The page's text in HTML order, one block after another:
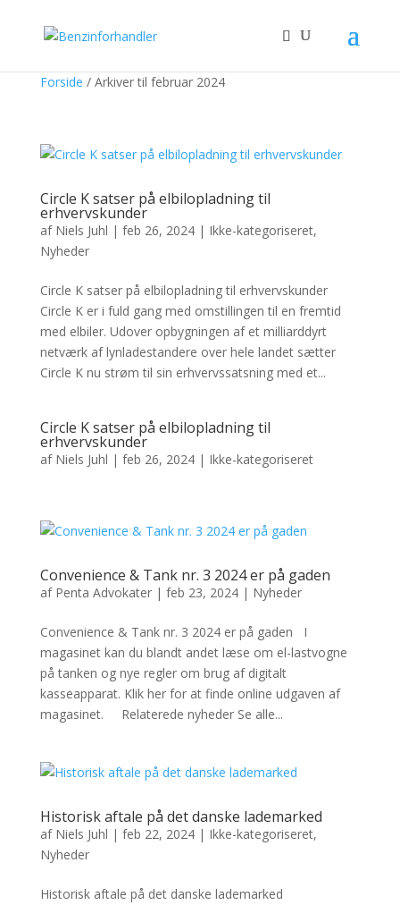
Forside / Arkiver til februar 2024
Circle K satser på elbilopladning til
erhvervskunder
af Niels Juhl | feb 26, 2024| Ikke-kategoriseret,
Nyheder
Circle K satser på elbilopladning til erhvervskunder
Circle K er i fuld gang med omstillingen til en fremtid
med elbiler. Udover opbygningen af et milliarddyrt
netværk af lynladestandere over hele landet sætter
Circle K nu strøm til sin erhvervssatsning med et...
Circle K satser på elbilopladning til
erhvervskunder
af Niels Juhl | feb 26, 2024| Ikke-kategoriseret
Convenience & Tank nr. 3 2024 er på gaden
af Penta Advokater| feb 23, 2024| Nyheder
Convenience & Tank nr. 3 2024 er på gaden I
magasinet kan du blandt andet læse om el-lastvogne
på tanken og nye regler om brug af digitalt
kasseapparat. Klik her for at finde online udgaven af
magasinet. Relaterede nyheder Se alle...
Historisk aftale på det danske lademarked
af Niels Juhl | feb 22, 2024| Ikke-kategoriseret,
Nyheder
Historisk aftale på det danske lademarked